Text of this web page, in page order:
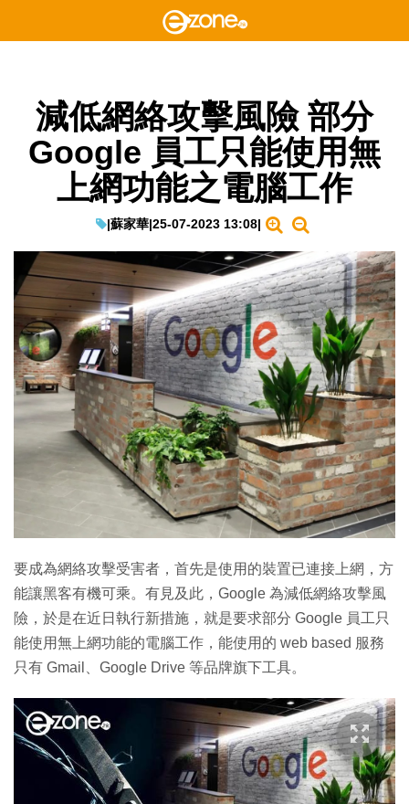
減低網絡攻擊風險 部分
Google 員工只能使用無
上網功能之電腦工作
|蘇家華|25-07-2023 13:08|
要成為網絡攻擊受害者，首先是使用的裝置已連接上網，方
能讓黑客有機可乘。有見及此，Google 為減低網絡攻擊風
險，於是在近日執行新措施，就是要求部分 Google 員工只
能使用無上網功能的電腦工作，能使用的 web based 服務
只有 Gmail、Google Drive 等品牌旗下工具。